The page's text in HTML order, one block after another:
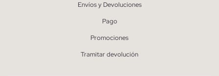
Envíos y Devoluciones
Pago
Promociones
Tramitar devolución